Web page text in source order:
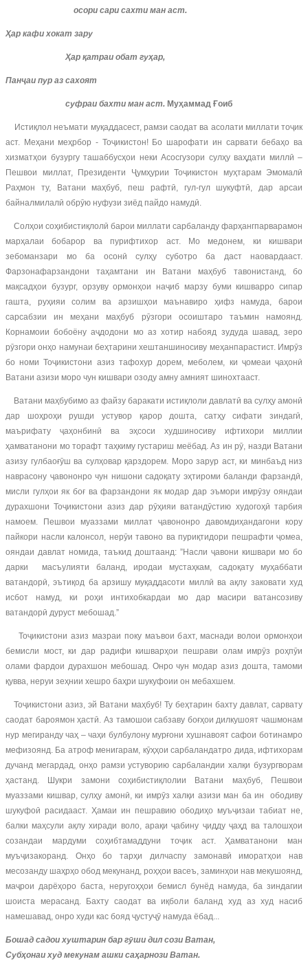
осори сари сахти ман аст.
Ҳар кафи хокат зару
Ҳар қатраи обат гуҳар,
Панҷаи пур аз сахоят
суфраи бахти ман аст. Муҳаммад Ғоиб
Истиқлол неъмати муқаддасест, рамзи саодат ва асолати миллати тоҷик
аст. Меҳани меҳрбор - Тоҷикистон! Бо шарофати ин сарвати бебаҳо ва
хизматҳои бузургу ташаббусҳои неки Асосгузори сулҳу ваҳдати миллӣ –
Пешвои миллат, Президенти Ҷумҳурии Тоҷикистон муҳтарам Эмомалӣ
Раҳмон ту, Ватани маҳбуб, пеш рафтӣ, гул-гул шукуфтӣ, дар арсаи
байналмилалӣ обрӯю нуфузи зиёд пайдо намудӣ.
Солҳои соҳибистиқлолӣ барои миллати сарбаланду фарҳангпарварамон
марҳалаи бобарор ва пурифтихор аст. Мо медонем, ки кишвари
зебоманзари мо ба осонӣ сулҳу суботро ба даст наовардааст.
Фарзонафарзандони таҳамтани ин Ватани маҳбуб тавонистанд, бо
мақсадҳои бузург, орзуву ормонҳои наҷиб марзу буми кишварро сипар
гашта, руҳияи солим ва арзишҳои маънавиро ҳифз намуда, барои
сарсабзии ин меҳани маҳбуб рӯзгори осоиштаро таъмин намоянд.
Корнамоии бобоёну аҷдодони мо аз хотир набояд зудуда шавад, зеро
рӯзгори онҳо намунаи беҳтарини хештаншиносиву меҳанпарастист. Имрӯз
бо номи Тоҷикистони азиз тафохур дорем, меболем, ки ҷомеаи ҷаҳонӣ
Ватани азизи моро чун кишвари озоду амну амният шинохтааст.
Ватани маҳбубимо аз файзу баракати истиқлоли давлатӣ ва сулҳу амонӣ
дар шоҳроҳи рушди устувор қарор дошта, сатҳу сифати зиндагӣ,
маърифату ҷаҳонбинӣ ва эҳсоси худшиносиву ифтихори миллии
ҳамватанони мо торафт таҳкиму густариш меёбад. Аз ин рӯ, назди Ватани
азизу гулбаоғӯш ва сулҳовар қарздорем. Моро зарур аст, ки минбаъд низ
наврасону ҷавононро чун нишони садоқату эҳтироми баланди фарзандӣ,
мисли гулҳои як боғ ва фарзандони як модар дар эъмори имрӯзу ояндаи
дурахшони Тоҷикистони азиз дар рӯҳияи ватандӯстию худогоҳӣ тарбия
намоем. Пешвои муаззами миллат ҷавононро давомдиҳандагони кору
пайкори насли калонсол, нерӯи тавоно ва пуриқтидори пешрафти ҷомеа,
ояндаи давлат номида, таъкид доштаанд: ”Насли ҷавони кишвари мо бо
дарки масъулияти баланд, иродаи мустаҳкам, садоқату муҳаббати
ватандорӣ, эътиқод ба арзишу муқаддасоти миллӣ ва ақлу заковати худ
исбот намуд, ки роҳи интихобкардаи мо дар масири ватансозиву
ватандорӣ дуруст мебошад.”
Тоҷикистони азиз мазраи поку маъвои бахт, маснади волои ормонҳои
бемисли мост, ки дар радифи кишварҳои пешрави олам имрӯз роҳпӯи
олами фардои дурахшон мебошад. Онро чун модар азиз дошта, тамоми
қувва, неруи зеҳнии хешро баҳри шукуфоии он мебахшем.
Тоҷикистони азиз, эй Ватани маҳбуб! Ту беҳтарин бахту давлат, сарвату
саодат бароямон ҳастӣ. Аз тамошои сабзаву боғҳои дилкушоят чашмонам
нур мегиранду чаҳ – чаҳи булбулону мурғони хушнавоят сафои ботинамро
мефизоянд. Ба атроф менигарам, кӯҳҳои сарбаландатро дида, ифтихорам
дучанд мегардад, онҳо рамзи устуворию сарбаландии халқи бузургворам
ҳастанд. Шукри замони соҳибистиқлолии Ватани маҳбуб, Пешвои
муаззами кишвар, сулҳу амонӣ, ки имрӯз халқи азизи ман ба ин ободиву
шукуфоӣ расидааст. Ҳамаи ин пешравию ободиҳо муъҷизаи табиат не,
балки маҳсули ақлу хиради воло, арақи ҷабину ҷидду ҷаҳд ва талошҳои
созандаи мардуми соҳибтамаддуни тоҷик аст. Ҳамватанони ман
муъҷизакоранд. Онҳо бо тарҳи дилчаспу замонавӣ иморатҳои нав
месозанду шаҳрҳо обод мекунанд, роҳҳои васеъ, заминҳои нав мекушоянд,
маҷрои дарёҳоро баста, неругоҳҳои бемисл бунёд намуда, ба зиндагии
шоиста мерасанд. Бахту саодат ва иқболи баланд худ аз худ насиб
намешавад, онро худи кас бояд ҷустуҷӯ намуда ёбад...
Бошад садои хуштарин бар гӯши дил сози Ватан,
Субҳонаи худ мекунам ашки саҳарнози Ватан.